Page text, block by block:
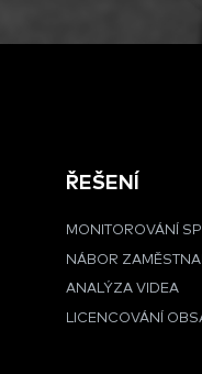
ŘEŠENÍ
MONITOROVÁNÍ
NÁBOR
ANALÝZA VIDEA
LICENCOVÁNÍ